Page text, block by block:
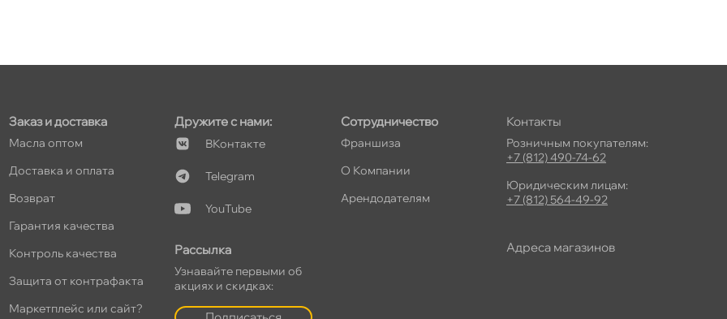
Заказ и доставка
Масла оптом
Доставка и оплата
озврат
Гарантия качества
Контроль качества
Защита от контрафакта
Маркетплейс или сайт?
Дружите с нами:
Контакте
Telegram
YouTube
Рассылка
Узнавайте первыми о
акциях и скидках:
Сотрудничество
Франшиза
О Компании
Арендодателям
Контакты
Розничным покупателям:
+7 (812) 490-74-62
Юридическим лицам:
+7 (812) 564-49-92
Адреса магазино